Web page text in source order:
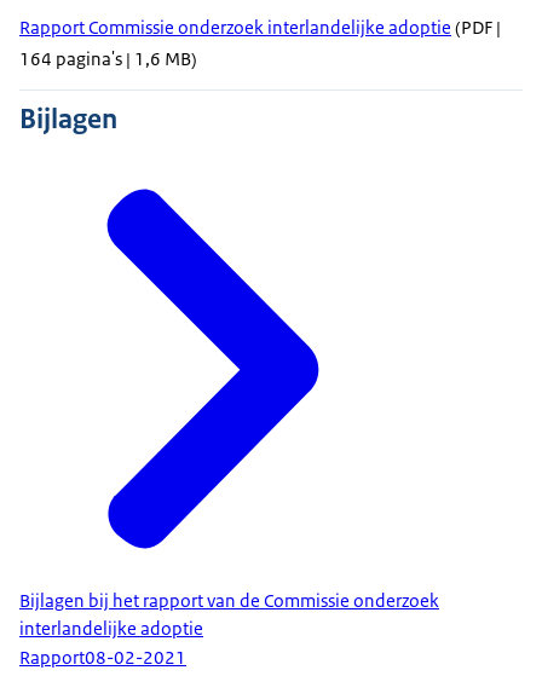
Rapport Commissie onderzoek interlandelijke adoptie (PDF |
164 pagina's | 1,6 MB)
Bijlagen
Bijlagen bij het rapport van de Commissie onderzoek
interlandelijke adoptie
Rapport08-02-2021